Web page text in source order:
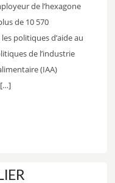
de l’hexagone
de 10 570
politiques d’aide au
de l’industrie
(IAA)